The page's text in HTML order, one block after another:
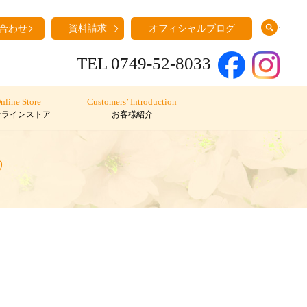
わせ 資料請求 オフィシャルブログ
TEL 0749-52-8033
Store
インストア
Customers’ Introduction
お客様紹介